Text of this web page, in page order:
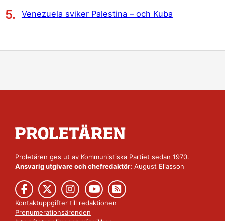
Venezuela sviker Palestina – och Kuba
Proletären ges ut av Kommunistiska Partiet sedan 1970.
Ansvarig utgivare och chefredaktör: August Eliasson
Kontaktuppgifter till redaktionen
Prenumerationsärenden